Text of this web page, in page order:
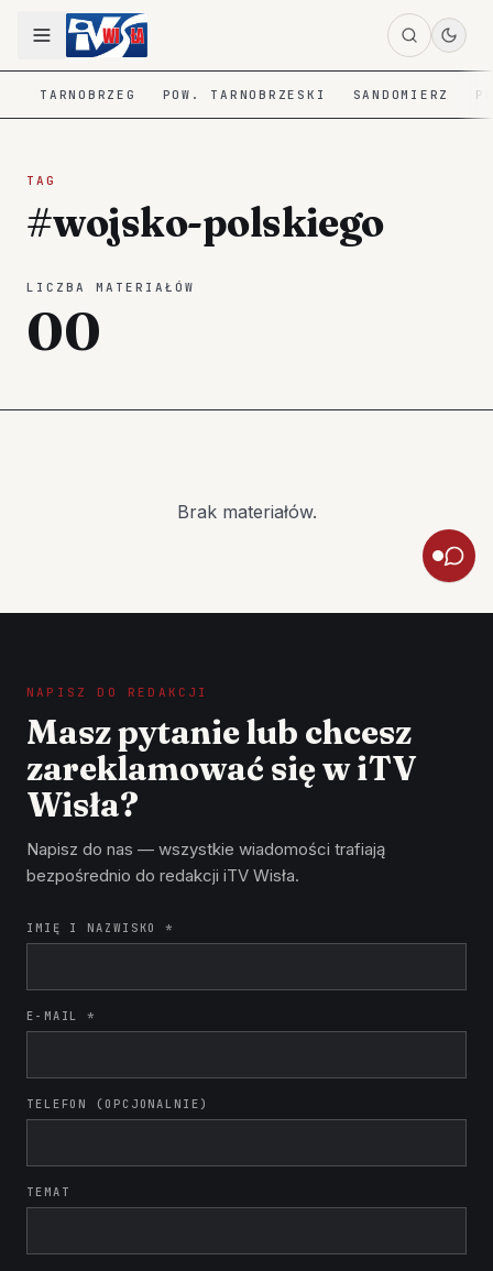
TARNOBRZEG POW. TARNOBRZESKI SANDOMIERZ
TAG
#wojsko-polskiego
LICZBA MATERIAŁÓW
00
Brak materiałów.
NAPISZ DO REDAKCJI
Masz pytanie lub chcesz
zareklamować się w iTV
Wisła?
Napisz do nas — wszystkie wiadomości trafiają
bezpośrednio do redakcji iTV Wisła.
IMIĘ I NAZWISKO *
E-MAIL *
TELEFON (OPCJONALNIE)
TEMAT